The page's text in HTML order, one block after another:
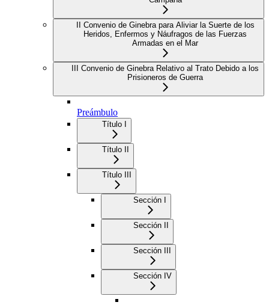
II Convenio de Ginebra para Aliviar la Suerte de los
Heridos, Enfermos y Náufragos de las Fuerzas
Armadas en el Mar
III Convenio de Ginebra Relativo al Trato Debido a los
Prisioneros de Guerra
Preámbulo
Título I
Título II
Título III
Sección I
Sección II
Sección III
Sección IV